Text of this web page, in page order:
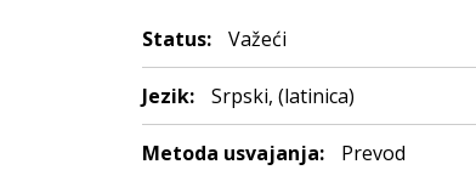
Status: Važeći
Jezik: Srpski, (latinica)
Metoda usvajanja: Prevod